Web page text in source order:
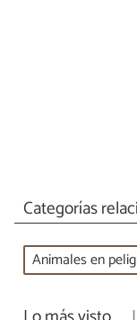
Categorías
Animales en